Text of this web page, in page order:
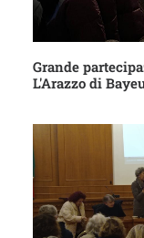
Grande
L'Arazzo di